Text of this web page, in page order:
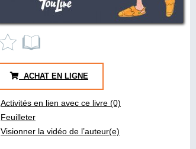
ACHAT EN LIGNE
Activités en lien avec ce livre (0)
Feuilleter
Visionner la vidéo de l’auteur(e)